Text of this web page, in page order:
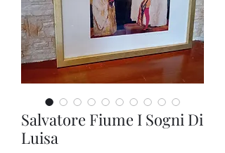
Salvatore Fiume I Sogni Di
Luisa